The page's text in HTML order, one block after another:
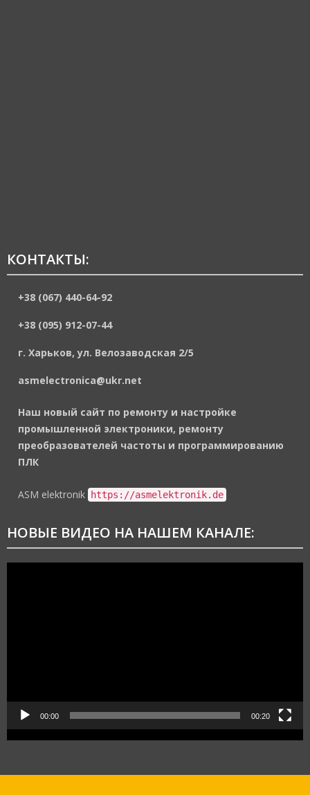
КОНТАКТЫ:
+38 (067) 440-64-92
+38 (095) 912-07-44
г. Харьков, ул. Велозаводская 2/5
asmelectronica@ukr.net
Наш новый сайт по ремонту и настройке
промышленной электроники, ремонту
преобразователей частоты и программированию
ПЛК
ASM elektronik https://asmelektronik.de
НОВЫЕ ВИДЕО НА НАШЕМ КАНАЛЕ:
00:00 00:20